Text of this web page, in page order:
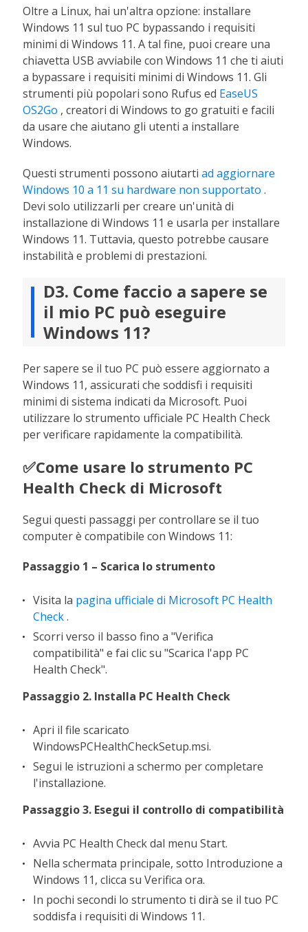
Oltre a Linux, hai un'altra opzione: installare
Windows 11 sul tuo PC bypassando i requisiti
minimi di Windows 11. A tal fine, puoi creare una
chiavetta USB avviabile con Windows 11 che ti aiuti
a bypassare i requisiti minimi di Windows 11. Gli
strumenti più popolari sono Rufus ed EaseUS
OS2Go , creatori di Windows to go gratuiti e facili
da usare che aiutano gli utenti a installare
Windows.
Questi strumenti possono aiutartiad aggiornare
Windows 10 a 11 su hardware non supportato .
Devi solo utilizzarli per creare un'unità di
installazione di Windows 11 e usarla per installare
Windows 11. Tuttavia, questo potrebbe causare
instabilità e problemi di prestazioni.
D3. Come faccio a sapere se
il mio PC può eseguire
Windows 11?
Per sapere se il tuo PC può essere aggiornato a
Windows 11, assicurati che soddisfi i requisiti
minimi di sistema indicati da Microsoft. Puoi
utilizzare lo strumento ufficiale PC Health Check
per verificare rapidamente la compatibilità.
✅Come usare lo strumento PC
Health Check di Microsoft
Segui questi passaggi per controllare se il tuo
computer è compatibile con Windows 11:
Passaggio 1 – Scarica lo strumento
Visita la pagina ufficiale di Microsoft PC Health
Check.
Scorri verso il basso fino a "Verifica
compatibilità" e fai clic su "Scarica l'app PC
Health Check".
Passaggio 2. Installa PC Health Check
Apri il file scaricato
WindowsPCHealthCheckSetup.msi.
Segui le istruzioni a schermo per completare
l'installazione.
Passaggio 3. Esegui il controllo di compatibilità
Avvia PC Health Check dal menu Start.
Nella schermata principale, sotto Introduzione a
Windows 11, clicca su Verifica ora.
In pochi secondi lo strumento ti dirà se il tuo PC
soddisfa i requisiti di Windows 11.